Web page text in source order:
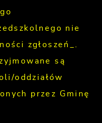
nie
zgłoszeń_.
są
oddziałów
przez Gminę